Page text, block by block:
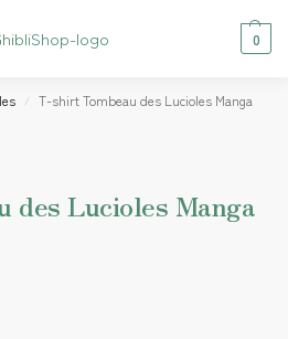
0
/ T-shirt Tombeau des Lucioles Manga
des Lucioles Manga